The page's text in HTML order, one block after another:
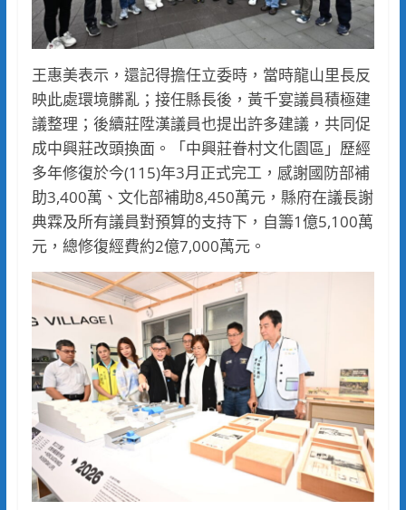
王惠美表示，還記得擔任立委時，當時龍山里長反
映此處環境髒亂；接任縣長後，黃千宴議員積極建
議整理；後續莊陞漢議員也提出許多建議，共同促
成中興莊改頭換面。「中興莊眷村文化園區」歷經
多年修復於今(115)年3月正式完工，感謝國防部補
助3,400萬、文化部補助8,450萬元，縣府在議長謝
典霖及所有議員對預算的支持下，自籌1億5,100萬
元，總修復經費約2億7,000萬元。